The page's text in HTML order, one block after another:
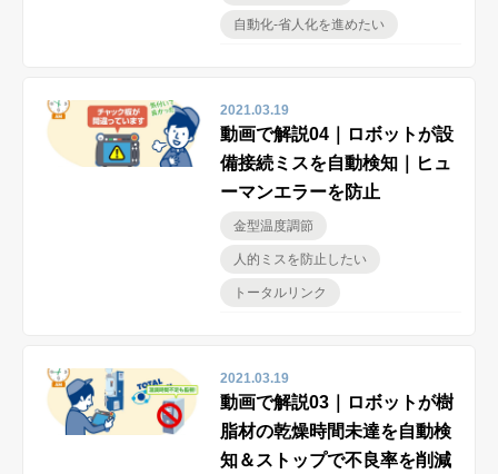
資料ダウンロード
製品サポート（FAQ）
自動化-省人化を進めたい
2021.03.19
動画で解説04｜ロボットが設
備接続ミスを自動検知｜ヒュ
ーマンエラーを防止
金型温度調節
人的ミスを防止したい
トータルリンク
2021.03.19
動画で解説03｜ロボットが樹
脂材の乾燥時間未達を自動検
知＆ストップで不良率を削減